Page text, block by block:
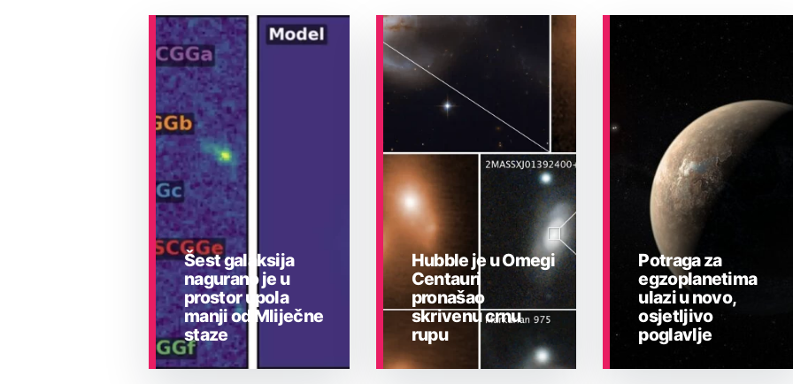
Šest galaksija
nagurano je u
prostor upola
manji od Mliječne
staze
Hubble je u Omegi
Centauri
pronašao
skrivenu crnu
rupu
Potraga za
egzoplanetima
ulazi u novo,
osjetljivo
poglavlje